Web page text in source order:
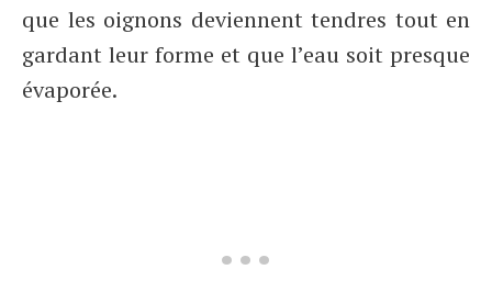
que les oignons deviennent tendres tout en
gardant leur forme et que l’eau soit presque
évaporée.